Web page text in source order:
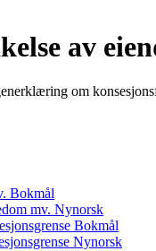
av
om
Bokmål
mv. Nynorsk
Bokmål
Nynorsk